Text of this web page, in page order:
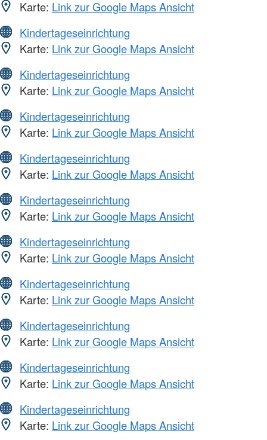
Karte: Link zur Google Maps Ansicht
Kindertageseinrichtung
Karte: Link zur Google Maps Ansicht
Kindertageseinrichtung
Karte: Link zur Google Maps Ansicht
Kindertageseinrichtung
Karte: Link zur Google Maps Ansicht
Kindertageseinrichtung
Karte: Link zur Google Maps Ansicht
Kindertageseinrichtung
Karte: Link zur Google Maps Ansicht
Kindertageseinrichtung
Karte: Link zur Google Maps Ansicht
Kindertageseinrichtung
Karte: Link zur Google Maps Ansicht
Kindertageseinrichtung
Karte: Link zur Google Maps Ansicht
Kindertageseinrichtung
Karte: Link zur Google Maps Ansicht
Kindertageseinrichtung
Karte: Link zur Google Maps Ansicht